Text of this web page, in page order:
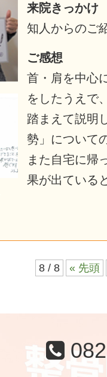
来院きっかけ
知人からのご
ご感想
首・肩を中心
をしたうえで
踏まえて説明
勢」について
また自宅に帰
果が出ている
8 / 8 « 先頭